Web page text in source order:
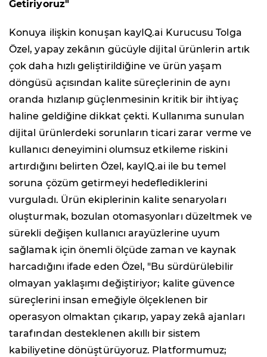
Getiriyoruz"
Konuya ilişkin konuşan kayIQ.ai Kurucusu Tolga
Özel, yapay zekânın gücüyle dijital ürünlerin artık
çok daha hızlı geliştirildiğine ve ürün yaşam
döngüsü açısından kalite süreçlerinin de aynı
oranda hızlanıp güçlenmesinin kritik bir ihtiyaç
haline geldiğine dikkat çekti. Kullanıma sunulan
dijital ürünlerdeki sorunların ticari zarar verme ve
kullanıcı deneyimini olumsuz etkileme riskini
artırdığını belirten Özel, kayIQ.ai ile bu temel
soruna çözüm getirmeyi hedeflediklerini
vurguladı. Ürün ekiplerinin kalite senaryoları
oluşturmak, bozulan otomasyonları düzeltmek ve
sürekli değişen kullanıcı arayüzlerine uyum
sağlamak için önemli ölçüde zaman ve kaynak
harcadığını ifade eden Özel, "Bu sürdürülebilir
olmayan yaklaşımı değiştiriyor; kalite güvence
süreçlerini insan emeğiyle ölçeklenen bir
operasyon olmaktan çıkarıp, yapay zekâ ajanları
tarafından desteklenen akıllı bir sistem
kabiliyetine dönüştürüyoruz. Platformumuz;